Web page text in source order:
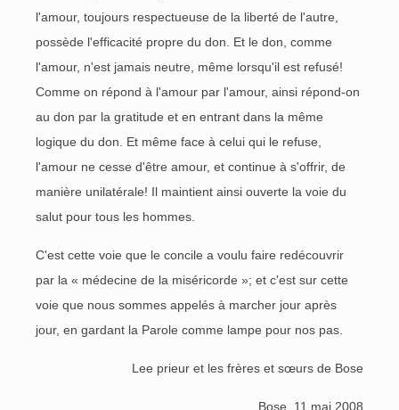
l'amour, toujours respectueuse de la liberté de l'autre,
possède l'efficacité propre du don. Et le don, comme
l'amour, n'est jamais neutre, même lorsqu'il est refusé!
Comme on répond à l'amour par l'amour, ainsi répond-on
au don par la gratitude et en entrant dans la même
logique du don. Et même face à celui qui le refuse,
l'amour ne cesse d'être amour, et continue à s'offrir, de
manière unilatérale! Il maintient ainsi ouverte la voie du
salut pour tous les hommes.
C'est cette voie que le concile a voulu faire redécouvrir
par la « médecine de la miséricorde »; et c'est sur cette
voie que nous sommes appelés à marcher jour après
jour, en gardant la Parole comme lampe pour nos pas.
Lee prieur et les frères et sœurs de Bose
Bose, 11 mai 2008